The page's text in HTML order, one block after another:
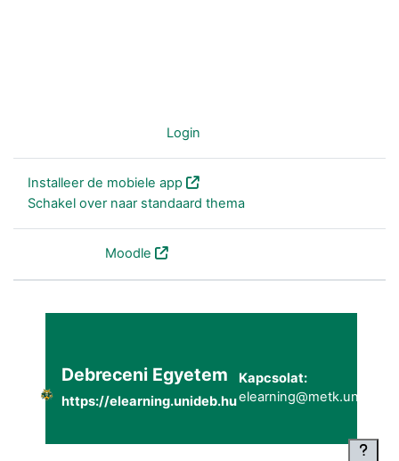
Login
Installeer de mobiele app
Schakel over naar standaard thema
Moodle
Debreceni Egyetem
https://elearning.unideb.hu
Kapcsolat: